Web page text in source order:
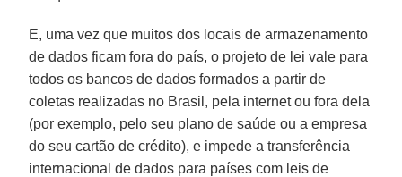
E, uma vez que muitos dos locais de armazenamento
de dados ficam fora do país, o projeto de lei vale para
todos os bancos de dados formados a partir de
coletas realizadas no Brasil, pela internet ou fora dela
(por exemplo, pelo seu plano de saúde ou a empresa
do seu cartão de crédito), e impede a transferência
internacional de dados para países com leis de